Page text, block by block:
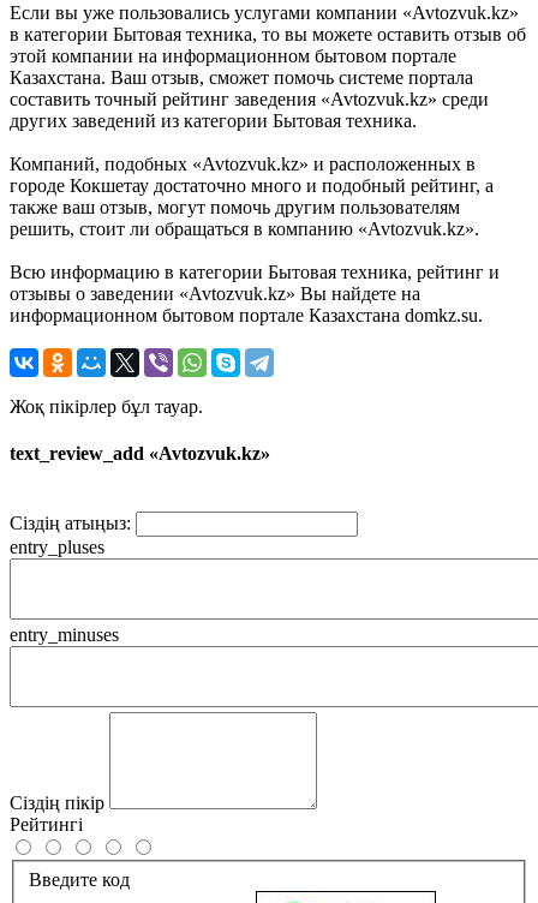
Если вы уже пользовались услугами компании «Avtozvuk.kz»
в категории Бытовая техника, то вы можете оставить отзыв об
этой компании на информационном бытовом портале
Казахстана. Ваш отзыв, сможет помочь системе портала
составить точный рейтинг заведения «Avtozvuk.kz» среди
других заведений из категории Бытовая техника.
Компаний, подобных «Avtozvuk.kz» и расположенных в
городе Кокшетау достаточно много и подобный рейтинг, а
также ваш отзыв, могут помочь другим пользователям
решить, стоит ли обращаться в компанию «Avtozvuk.kz».
Всю информацию в категории Бытовая техника, рейтинг и
отзывы о заведении «Avtozvuk.kz» Вы найдете на
информационном бытовом портале Казахстана domkz.su.
Жоқ пікірлер бұл тауар.
text_review_add «Avtozvuk.kz»
Сіздің атыңыз:
entry_pluses
entry_minuses
Сіздің пікір
Рейтингі
Введите код